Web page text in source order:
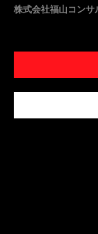
株式会社福山コンサ